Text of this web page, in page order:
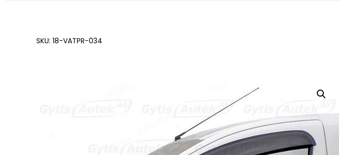
SKU: 18-VATPR-034